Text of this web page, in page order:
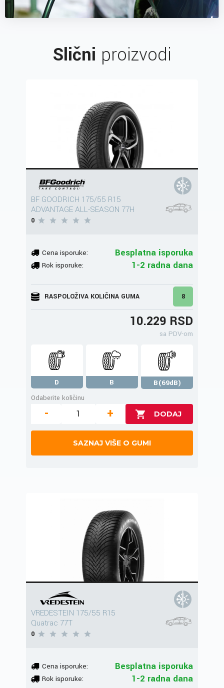
Slični proizvodi
BF GOODRICH 175/55 R15
ADVANTAGE ALL-SEASON 77H
0
Cena isporuke: Besplatna isporuka
Rok isporuke: 1-2 radna dana
RASPOLOŽIVA KOLIČINA GUMA 8
10.229 RSD
sa PDV-om
D B
B(69dB)
Odaberite količinu
- +
SAZNAJ VIŠE O GUMI
VREDESTEIN 175/55 R15
Quatrac 77T
0
Cena isporuke: Besplatna isporuka
Rok isporuke: 1-2 radna dana